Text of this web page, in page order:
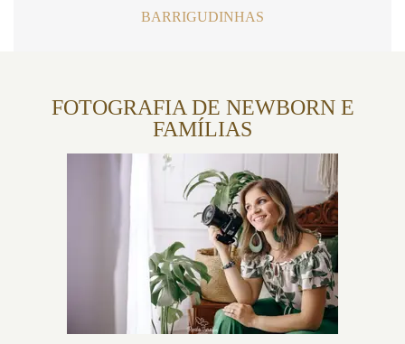
BARRIGUDINHAS
FOTOGRAFIA DE NEWBORN E
FAMÍLIAS